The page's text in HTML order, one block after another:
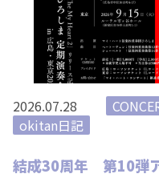
2026.07.28
okitan日記
結成30周年 第10弾